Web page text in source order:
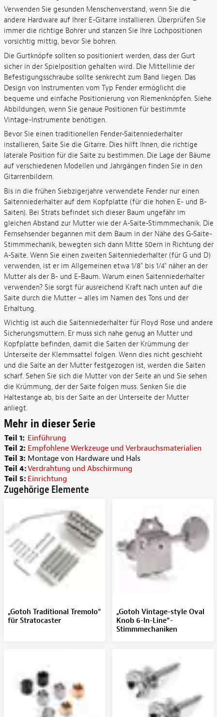
Verwenden Sie gesunden Menschenverstand, wenn Sie die
andere Hardware auf Ihrer E-Gitarre installieren. Überprüfen Sie
immer die richtige Bohrer und stanzen Sie Ihre Lochpositionen
vorsichtig mittig, bevor Sie bohren.
Die Gurtknöpfe sollten so positioniert werden, dass der Gurt
sicher in der Spielposition gehalten wird. Die Mittellinie der
Befestigungsschraube sollte senkrecht zum Band liegen. Das
Design von Instrumenten vom Typ Fender ermöglicht die
bequeme und einfache Positionierung von Riemenknöpfen. Siehe
Abbildungen, wenn Sie genaue Positionen für bestimmte
Vintage-Instrumente benötigen.
Bevor Sie einen traditionellen Fender-Saitenniederhalter
installieren, Saite Sie die Gitarre. Dies hilft Ihnen, die richtige
laterale Position für die Saite zu bestimmen. Die Lage der Bäume
auf verschiedenen Modellen und Jahrgängen finden Sie in den
Gitarrenbildern.
Bis in die frühen Siebzigerjahre verwendete Fender nur einen
Saitenniederhalter auf dem Kopfplatte (für die hohen E- und B-
Saiten). Bei Strats befindet sich dieser Baum ungefähr im
gleichen Abstand zur Mutter wie der A-Saite-Stimmmechanik. Die
Fernsehsender begannen mit dem Baum in der Nähe des G-Saite-
Stimmmechanik, bewegten sich dann Mitte 50ern in Richtung der
A-Saite. Wenn Sie einen zweiten Saitenniederhalter (für G und D)
verwenden, ist er im Allgemeinen etwa 1/8" bis 1/4" näher an der
Mutter als der B- und E-Baum. Warum einen Saitenniederhalter
verwenden? Sie sorgt für ausreichend Kraft nach unten auf die
Saite durch die Mutter – alles im Namen des Tons und der
Erhaltung.
Wichtig ist auch die Saitenniederhalter für Floyd Rose und andere
Sicherungsmuttern. Er muss sich nahe genug an Mutter und
Kopfplatte befinden, damit die Saiten der Krümmung der
Unterseite der Klemmsattel folgen. Wenn dies nicht geschieht
und die Saite an der Mutter festgezogen ist, werden die Saiten
scharf. Sehen Sie sich die Mutter von der Seite an und Sie sehen
die Krümmung, der der Saite folgen muss. Senken Sie die
Haltestange ab, bis der Saite an der Unterseite der Mutter
anliegt.
Mehr in dieser Serie
Teil 1: Einführung
Teil 2: Empfohlene Werkzeuge und Verbrauchsmaterialien
Teil 3: Montage von Hardware und Hals
Teil 4:Verdrahtung und Abschirmung
Teil 5: Einrichtung
Zugehörige Elemente
„Gotoh Traditional Tremolo“
für Stratocaster
„Gotoh Vintage-style Oval
Knob 6-In-Line“-
Stimmmechaniken